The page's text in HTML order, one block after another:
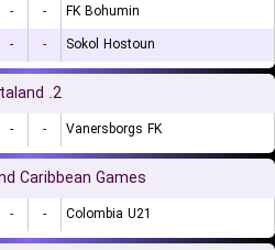
- -
FK Bohumin
- - Sokol Hostoun
2. Division Norra Gotaland
- - Vanersborgs FK
Caribbean Games
- - Colombia U21